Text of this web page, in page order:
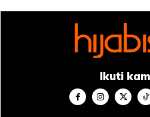
metabolisme kita. Kayu manis,
adalah yang paling popular. Jika
rempah pada diet anda, anda
metabolisme anda. Lebih-lebih
Ikuti